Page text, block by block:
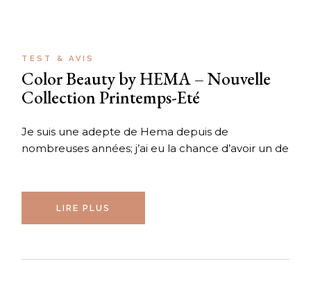
TEST & AVIS
Color Beauty by HEMA – Nouvelle
Collection Printemps-Eté
Je suis une adepte de Hema depuis de
nombreuses années; j’ai eu la chance d’avoir un de
LIRE PLUS